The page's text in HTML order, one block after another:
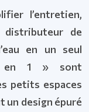
l’entretien,
distributeur de
en un seul
en 1 » sont
petits espaces
un design épuré